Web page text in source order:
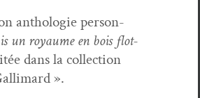
antholo­gie per­son­
un roy­aume en bois flot­
dans la col­lec­tion
».